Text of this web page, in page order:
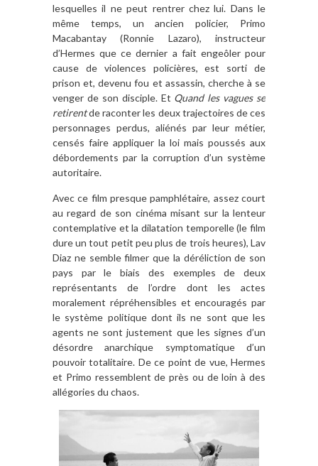
lesquelles il ne peut rentrer chez lui. Dans le
même temps, un ancien policier, Primo
Macabantay (Ronnie Lazaro), instructeur
d’Hermes que ce dernier a fait engeôler pour
cause de violences policières, est sorti de
prison et, devenu fou et assassin, cherche à se
venger de son disciple. Et Quand les vagues se
retirentde raconter les deux trajectoires de ces
personnages perdus, aliénés par leur métier,
censés faire appliquer la loi mais poussés aux
débordements par la corruption d’un système
autoritaire.
Avec ce film presque pamphlétaire, assez court
au regard de son cinéma misant sur la lenteur
contemplative et la dilatation temporelle (le film
dure un tout petit peu plus de trois heures), Lav
Diaz ne semble filmer que la déréliction de son
pays par le biais des exemples de deux
représentants de l’ordre dont les actes
moralement répréhensibles et encouragés par
le système politique dont ils ne sont que les
agents ne sont justement que les signes d’un
désordre anarchique symptomatique d’un
pouvoir totalitaire. De ce point de vue, Hermes
et Primo ressemblent de près ou de loin à des
allégories du chaos.